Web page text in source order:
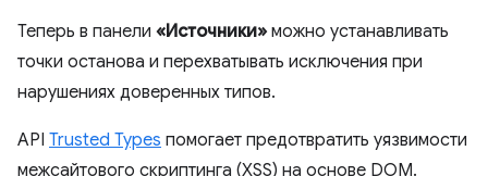
Теперь в панели «Источники» можно устанавливать
точки останова и перехватывать исключения при
нарушениях доверенных типов.
API Trusted Types помогает предотвратить уязвимости
межсайтового скриптинга (XSS) на основе DOM.